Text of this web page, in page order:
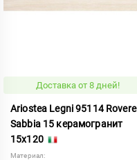
Доставка от 8 дней!
Ariostea Legni 95114 Rovere
Sabbia 15 керамогранит
15x120
Материал: